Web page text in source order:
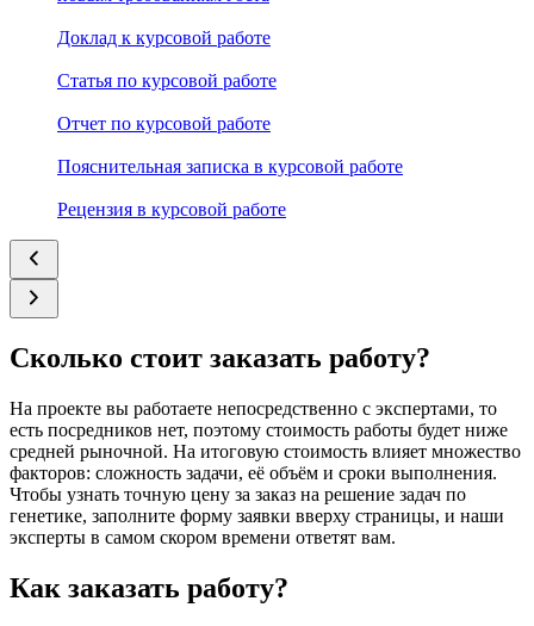
Доклад к курсовой работе
Статья по курсовой работе
Отчет по курсовой работе
Пояснительная записка в курсовой работе
Рецензия в курсовой работе
Сколько стоит заказать работу?
На проекте вы работаете непосредственно с экспертами, то
есть посредников нет, поэтому стоимость работы будет ниже
средней рыночной. На итоговую стоимость влияет множество
факторов: сложность задачи, её объём и сроки выполнения.
Чтобы узнать точную цену за заказ на решение задач по
генетике, заполните форму заявки вверху страницы, и наши
эксперты в самом скором времени ответят вам.
Как заказать работу?